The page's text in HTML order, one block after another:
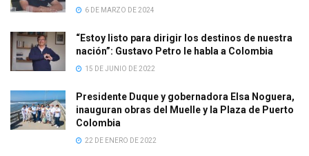
6 DE MARZO DE 2024
“Estoy listo para dirigir los destinos de nuestra
nación”: Gustavo Petro le habla a Colombia
15 DE JUNIO DE 2022
Presidente Duque y gobernadora Elsa Noguera,
inauguran obras del Muelle y la Plaza de Puerto
Colombia
22 DE ENERO DE 2022